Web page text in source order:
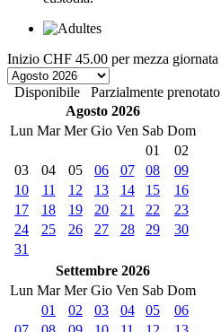
Inizio CHF 45.00 per mezza giornata
Disponibile Parzialmente prenotato
Agosto 2026
Lun Mar Mer Gio Ven Sab Dom
01
02
03
04 05 06 07 08
09
10
11 12 13 14 15
16
17
18 19 20 21 22
23
24
25 26 27 28 29
30
31
Settembre 2026
Lun Mar Mer Gio Ven Sab Dom
01
02 03 04 05
06